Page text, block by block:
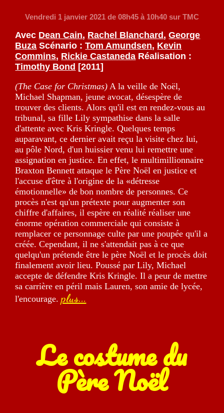
Vendredi 1 janvier 2021de 08h45 à 10h40 sur TMC
Avec Dean Cain, Rachel Blanchard ,George
Buza Scénario :Tom Amundsen, Kevin
Commins, Rickie Castaneda Réalisation :
Timothy Bond [2011]
(The Case for Christmas) A la veille de Noël,
Michael Shapman, jeune avocat, désespère de
trouver des clients. Alors qu'il est en rendez-vous au
tribunal, sa fille Lily sympathise dans la salle
d'attente avec Kris Kringle. Quelques temps
auparavant, ce dernier avait reçu la visite chez lui,
au pôle Nord, d'un huissier venu lui remettre une
assignation en justice. En effet, le multimillionnaire
Braxton Bennett attaque le Père Noël en justice et
l'accuse d'être à l'origine de la «détresse
émotionnelle» de bon nombre de personnes. Ce
procès n'est qu'un prétexte pour augmenter son
chiffre d'affaires, il espère en réalité réaliser une
énorme opération commerciale qui consiste à
remplacer ce personnage culte par une poupée qu'il a
créée. Cependant, il ne s'attendait pas à ce que
quelqu'un prétende être le père Noël et le procès doit
finalement avoir lieu. Poussé par Lily, Michael
accepte de défendre Kris Kringle. Il a peur de mettre
sa carrière en péril mais Lauren, son amie de lycée,
l'encourage.plus...
Le costume du
Père Noël